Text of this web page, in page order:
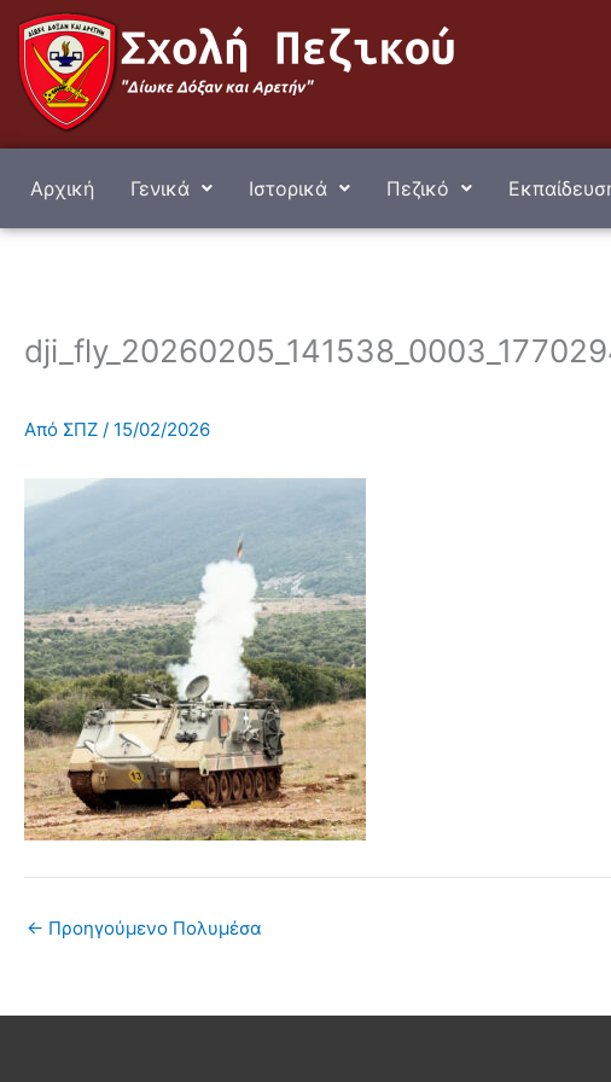
Μετάβαση
στο
περιεχόμενο
Αρχική Γενικά Ιστορικά Πεζικό
Από ΣΠΖ / 15/02/2026
← Προηγούμενο Πολυμέσα